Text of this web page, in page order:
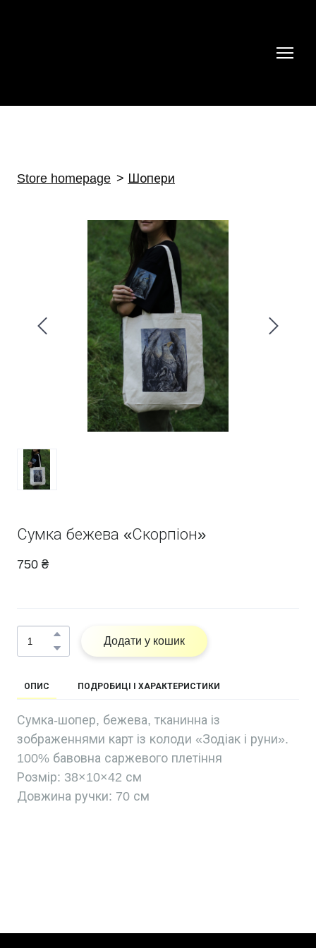
Store homepage Шопери
Сумка бежева «Скорпіон»
750 ₴
Додати у кошик
ОПИС ПОДРОБИЦІ І ХАРАКТЕРИСТИКИ
Сумка-шопер, бежева, тканинна із
зображеннями карт із колоди «Зодіак і руни».
100% бавовна саржевого плетіння
Розмір: 38×10×42 см
Довжина ручки: 70 см